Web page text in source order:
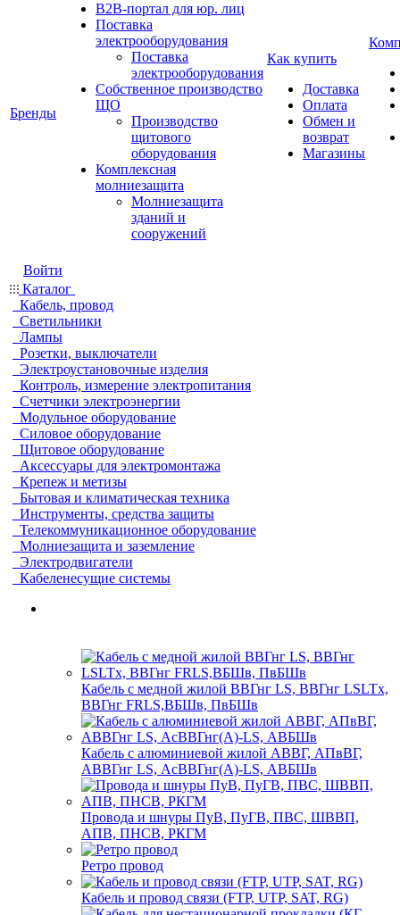
Бренды
B2B-портал для юр. лиц
Поставка
электрооборудования
Поставка
электрооборудования
Собственное производство
ЩО
Производство
щитового
оборудования
Комплексная
молниезащита
Молниезащита
зданий и
сооружений
Как купить
Доставка
Оплата
Обмен и
возврат
Магазины
Войти
Каталог
Кабель, провод
Светильники
Лампы
Розетки, выключатели
Электроустановочные изделия
Контроль, измерение электропитания
Счетчики электроэнергии
Модульное оборудование
Силовое оборудование
Щитовое оборудование
Аксессуары для электромонтажа
Крепеж и метизы
Бытовая и климатическая техника
Инструменты, средства защиты
Телекоммуникационное оборудование
Молниезащита и заземление
Электродвигатели
Кабеленесущие системы
Кабель с медной жилой ВВГнг LS, ВВГнг LSLTx,
ВВГнг FRLS,ВБШв, ПвБШв
Кабель с алюминиевой жилой АВВГ, АПвВГ,
АВВГнг LS, АсВВГнг(А)-LS, АВБШв
Провода и шнуры ПуВ, ПуГВ, ПВС, ШВВП,
АПВ, ПНСВ, РКГМ
Ретро провод
Кабель и провод связи (FTP, UTP, SAT, RG)